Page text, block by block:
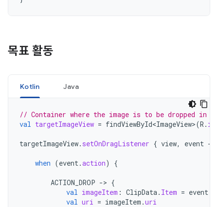
목표 활동
Kotlin Java
// Container where the image is to be dropped in
val targetImageView = findViewById<ImageView>(R . id
targetImageView. setOnDragListener { view, event ->
when (event.action) {
ACTION_DROP -> {
val imageItem : ClipData. Item = event
val uri = imageItem .uri